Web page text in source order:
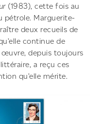
(1983), cette fois au
pétrole. Marguerite-
deux recueils de
continue de
œuvre, depuis toujours
a reçu ces
qu’elle mérite.